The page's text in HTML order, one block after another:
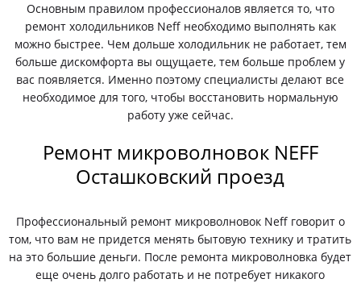
Основным правилом профессионалов является то, что
ремонт холодильников Neff необходимо выполнять как
можно быстрее. Чем дольше холодильник не работает, тем
больше дискомфорта вы ощущаете, тем больше проблем у
вас появляется. Именно поэтому специалисты делают все
необходимое для того, чтобы восстановить нормальную
работу уже сейчас.
Ремонт микроволновок NEFF
Осташковский проезд
Профессиональный ремонт микроволновок Neff говорит о
том, что вам не придется менять бытовую технику и тратить
на это большие деньги. После ремонта микроволновка будет
еще очень долго работать и не потребует никакого